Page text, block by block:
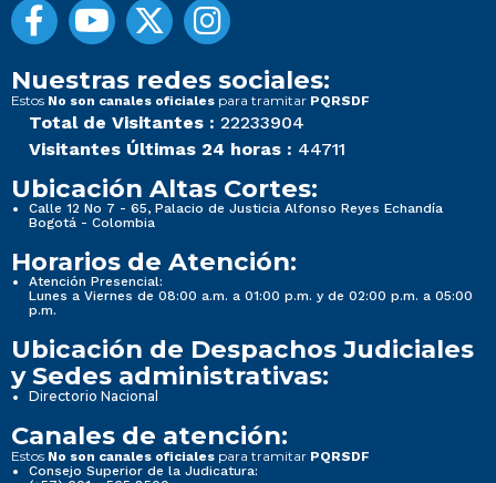
Nuestras redes sociales:
Estos No son canales oficiales para tramitar PQRSDF
Total de Visitantes : 22233904
Visitantes Últimas 24 horas : 44711
Ubicación Altas Cortes:
Calle 12 No 7 - 65, Palacio de Justicia Alfonso Reyes Echandía
Bogotá - Colombia
Horarios de Atención:
Atención Presencial:
Lunes a Viernes de 08:00 a.m. a 01:00 p.m. y de 02:00 p.m. a 05:00
p.m.
Ubicación de Despachos Judiciales
y Sedes administrativas:
Directorio Nacional
Canales de atención:
Estos No son canales oficiales para tramitar PQRSDF
Consejo Superior de la Judicatura: